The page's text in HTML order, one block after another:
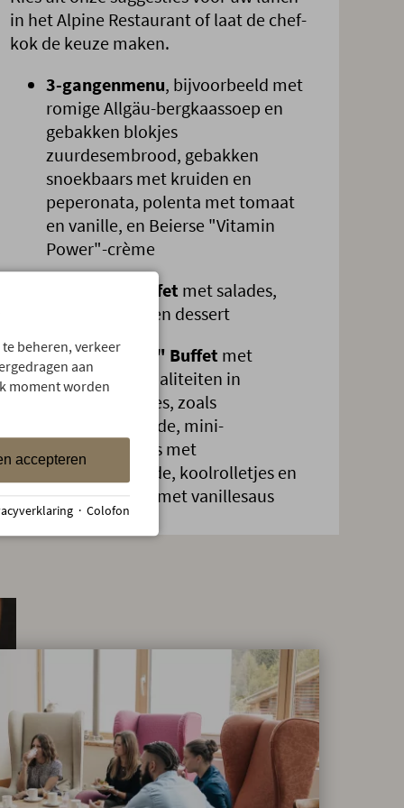
in het Alpine Restaurant of laat de chef-
kok de keuze maken.
3-gangenmenu, bijvoorbeeld met
romige Allgäu-bergkaassoep en
gebakken blokjes
zuurdesembrood, gebakken
snoekbaars met kruiden en
peperonata, polenta met tomaat
en vanille, en Beierse "Vitamin
Power"-crème
Feel-Good Buffet met salades,
hoofdgerecht en dessert
"Allgäu Tapas" Buffet met
regionale specialiteiten in
hapklare porties, zoals
witteworstsalade, mini-
gehaktballetjes met
aardappelsalade, koolrolletjes en
appelbeignets met vanillesaus
beheren, verkeer
aan
moment worden
accepteren
· Colofon